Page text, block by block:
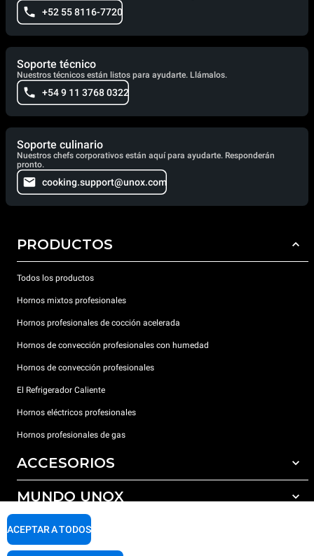
+52 55 8116-7720
Soporte técnico
Nuestros técnicos están listos para ayudarte. Llámalos.
+54 9 11 3768 0322
Soporte culinario
Nuestros chefs corporativos están aquí para ayudarte. Responderán
pronto.
cooking.support@unox.com
PRODUCTOS
Todos los productos
Hornos mixtos profesionales
Hornos profesionales de cocción acelerada
Hornos de convección profesionales con humedad
Hornos de convección profesionales
El Refrigerador Caliente
Hornos eléctricos profesionales
Hornos profesionales de gas
ACCESORIOS
Todos los accesorios
Detergentes para lavado automático
Detergentes para lavado manual
MUNDO UNOX
Nuestras sedes en el mundo
SOPORTE
ACEPTAR A TODOS